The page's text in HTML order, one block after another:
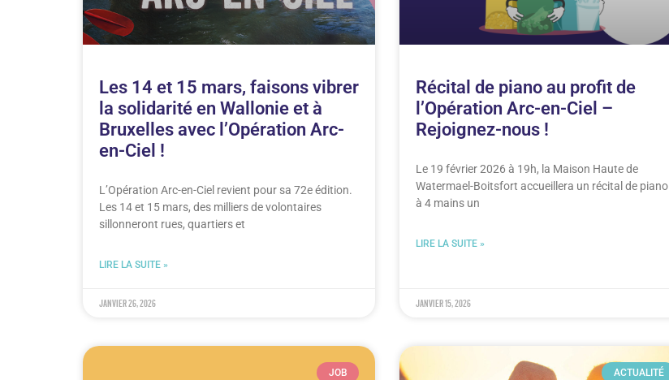
Les 14 et 15 mars, faisons vibrer
la solidarité en Wallonie et à
Bruxelles avec l’Opération Arc-
en-Ciel !
L’Opération Arc-en-Ciel revient pour sa 72e édition.
Les 14 et 15 mars, des milliers de volontaires
sillonneront rues, quartiers et
LIRE LA SUITE »
janvier 26, 2026
Récital de piano au profit de
l’Opération Arc-en-Ciel –
Rejoignez-nous !
Le 19 février 2026 à 19h, la Maison Haute de
Watermael-Boitsfort accueillera un récital de piano
à 4 mains un
LIRE LA SUITE »
janvier 15, 2026
JOB ACTUALITÉ